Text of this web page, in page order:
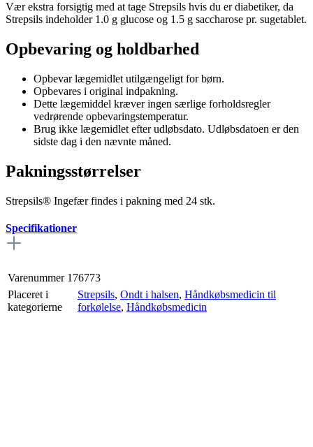
Vær ekstra forsigtig med at tage Strepsils hvis du er diabetiker, da
Strepsils indeholder 1.0 g glucose og 1.5 g saccharose pr. sugetablet.
Opbevaring og holdbarhed
Opbevar lægemidlet utilgængeligt for børn.
Opbevares i original indpakning.
Dette lægemiddel kræver ingen særlige forholdsregler
vedrørende opbevaringstemperatur.
Brug ikke lægemidlet efter udløbsdato. Udløbsdatoen er den
sidste dag i den nævnte måned.
Pakningsstørrelser
Strepsils® Ingefær findes i pakning med 24 stk.
Specifikationer
Varenummer 176773
Placeret i
kategorierne
Strepsils, Ondt i halsen, Håndkøbsmedicin til
forkølelse, Håndkøbsmedicin